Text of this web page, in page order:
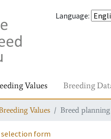
Language:
Values Breeding
Values Breed
form